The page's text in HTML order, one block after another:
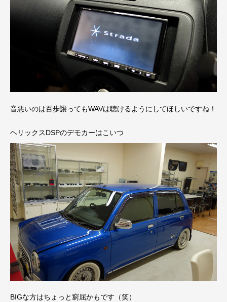
音悪いのは百歩譲ってもWAVは聴けるようにしてほしいですね！
ヘリックスDSPのデモカーはこいつ
BIGな方はちょっと窮屈かもです（笑）